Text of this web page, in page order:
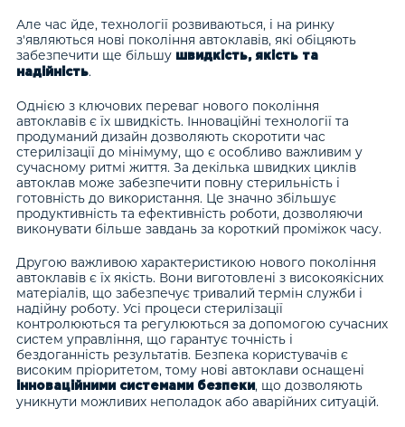
Але час йде, технології розвиваються, і на ринку
з'являються нові покоління автоклавів, які обіцяють
забезпечити ще більшу
швидкість, якість та
надійність.
Однією з ключових переваг нового покоління
автоклавів є їх швидкість. Інноваційні технології та
продуманий дизайн дозволяють скоротити час
стерилізації до мінімуму, що є особливо важливим у
сучасному ритмі життя. За декілька швидких циклів
автоклав може забезпечити повну стерильність і
готовність до використання. Це значно збільшує
продуктивність та ефективність роботи, дозволяючи
виконувати більше завдань за короткий проміжок часу.
Другою важливою характеристикою нового покоління
автоклавів є їх якість. Вони виготовлені з високоякісних
матеріалів, що забезпечує тривалий термін служби і
надійну роботу. Усі процеси стерилізації
контролюються та регулюються за допомогою сучасних
систем управління, що гарантує точність і
бездоганність результатів. Безпека користувачів є
високим пріоритетом, тому нові автоклави оснащені
інноваційними системами безпеки , що дозволяють
уникнути можливих неполадок або аварійних ситуацій.